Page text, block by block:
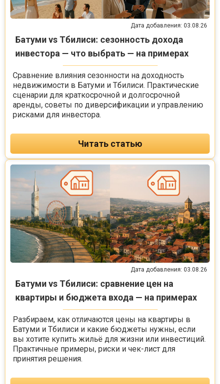
Дата добавления: 03.08.26
Батуми vs Тбилиси: сезонность дохода
инвестора — что выбрать — на примерах
Сравнение влияния сезонности на доходность
недвижимости в Батуми и Тбилиси. Практические
сценарии для краткосрочной и долгосрочной
аренды, советы по диверсификации и управлению
рисками для инвестора.
Читать статью
Дата добавления: 03.08.26
Батуми vs Тбилиси: сравнение цен на
квартиры и бюджета входа — на примерах
Разбираем, как отличаются цены на квартиры в
Батуми и Тбилиси и какие бюджеты нужны, если
вы хотите купить жильё для жизни или инвестиций.
Практичные примеры, риски и чек-лист для
принятия решения.